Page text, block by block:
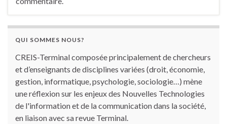
QUI SOMMES NOUS?
CREIS-Terminal composée principalement de chercheurs
et d’enseignants de disciplines variées (droit, économie,
gestion, informatique, psychologie, sociologie…) mène
une réflexion sur les enjeux des Nouvelles Technologies
de l'information et de la communication dans la société,
en liaison avec sa revue Terminal.